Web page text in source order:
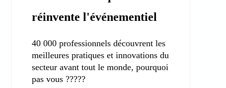
réinvente l'événementiel
40 000 professionnels découvrent les
meilleures pratiques et innovations du
secteur avant tout le monde, pourquoi
pas vous ?????